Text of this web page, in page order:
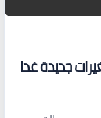
جديدة غدا